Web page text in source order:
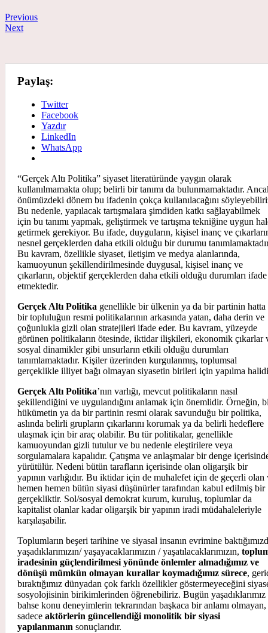
Previous
Next
Paylaş:
Twitter
Facebook
Yazdır
LinkedIn
WhatsApp
“Gerçek Altı Politika” siyaset literatüründe yaygın olarak
kullanılmamakta olup; belirli bir tanımı da bulunmamaktadır.
önümüzdeki dönem bu ifadenin çokça kullanılacağını
Bu nedenle, yapılacak tartışmalara şimdiden katkı sağlayabilmek
için bu tanımı yapmak, geliştirmek ve tartışma tekniğine uygun
getirmek gerekiyor. Bu ifade, duyguların, kişisel inanç ve
nesnel gerçeklerden daha etkili olduğu bir durumu
Bu kavram, özellikle siyaset, iletişim ve medya alanlarında,
kamuoyunun şekillendirilmesinde duygusal, kişisel inanç ve
çıkarların, objektif gerçeklerden daha etkili olduğu durumları ifade
etmektedir.
Gerçek Altı Politika genellikle bir ülkenin ya da bir partinin hatta
bir topluluğun resmi politikalarının arkasında yatan, daha derin ve
çoğunlukla gizli olan stratejileri ifade eder. Bu kavram, yüzeyde
görünen politikaların ötesinde, iktidar ilişkileri, ekonomik çıkarlar
sosyal dinamikler gibi unsurların etkili olduğu durumları
tanımlamaktadır. Kişiler üzerinden kurgulanmış, toplumsal
gerçeklikle illiyet bağı olmayan siyasetin birileri için yapılma
Gerçek Altı Politika’nın varlığı, mevcut politikaların nasıl
şekillendiğini ve uygulandığını anlamak için önemlidir. Örneğin,
hükümetin ya da bir partinin resmi olarak savunduğu bir politika,
aslında belirli grupların çıkarlarını korumak ya da belirli hedeflere
ulaşmak için bir araç olabilir. Bu tür politikalar, genellikle
kamuoyundan gizli tutulur ve bu nedenle eleştirilere veya
sorgulamalara kapalıdır. Çatışma ve anlaşmalar bir denge
yürütülür. Nedeni bütün tarafların içerisinde olan oligarşik bir
yapının varlığıdır. Bu iktidar için de muhalefet için de geçerli olan
hemen hemen bütün siyasi düşünürler tarafından kabul edilmiş bir
gerçekliktir. Sol/sosyal demokrat kurum, kuruluş, toplumlar da
kapitalist olanlar kadar oligarşik bir yapının iradi müdahaleleriyle
karşılaşabilir.
Toplumların beşeri tarihine ve siyasal insanın evrimine
yaşadıklarımızın/ yaşayacaklarımızın / yaşatılacaklarımızın,
iradesinin güçlendirilmesi yönünde önlemler almadığımız ve
dönüşü mümkün olmayan kurallar koymadığımız sürece,
bıraktığımız dünyadan çok farklı özellikler göstermeyeceğini
sosyolojisinin birikimlerinden öğrenebiliriz. Bugün yaşadıklarımız
bahse konu deneyimlerin tekrarından başkaca bir anlamı olmayan,
sadece aktörlerin güncellendiği monolitik bir siyasi
yapılanmanın sonuçlarıdır.